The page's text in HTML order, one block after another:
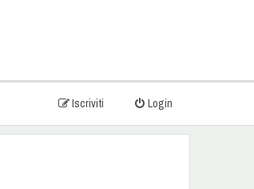
Login
Iscriviti